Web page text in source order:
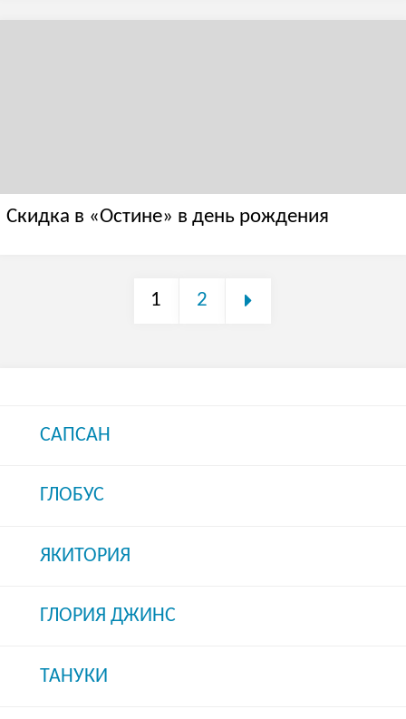
Скидка в «Остине» в день рождения
1 2
САПСАН
ГЛОБУС
ЯКИТОРИЯ
ГЛОРИЯ ДЖИНС
ТАНУКИ